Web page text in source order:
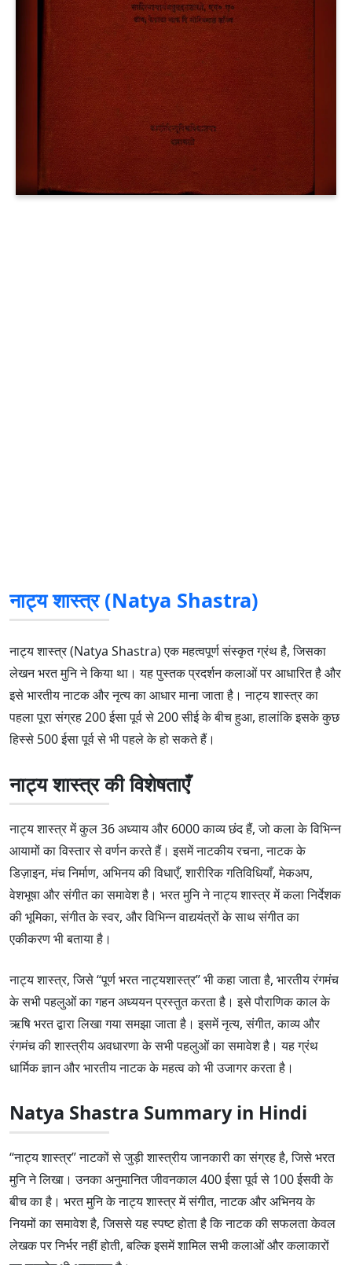
नाट्य शास्त्र (Natya Shastra)
नाट्य शास्त्र (Natya Shastra) एक महत्वपूर्ण संस्कृत ग्रंथ है, जिसका
लेखन भरत मुनि ने किया था। यह पुस्तक प्रदर्शन कलाओं पर आधारित है और
इसे भारतीय नाटक और नृत्य का आधार माना जाता है। नाट्य शास्त्र का
पहला पूरा संग्रह 200 ईसा पूर्व से 200 सीई के बीच हुआ, हालांकि इसके कुछ
हिस्से 500 ईसा पूर्व से भी पहले के हो सकते हैं।
नाट्य शास्त्र की विशेषताएँ
नाट्य शास्त्र में कुल 36 अध्याय और 6000 काव्य छंद हैं, जो कला के विभिन्न
आयामों का विस्तार से वर्णन करते हैं। इसमें नाटकीय रचना, नाटक के
डिज़ाइन, मंच निर्माण, अभिनय की विधाएँ, शारीरिक गतिविधियाँ, मेकअप,
वेशभूषा और संगीत का समावेश है। भरत मुनि ने नाट्य शास्त्र में कला निर्देशक
की भूमिका, संगीत के स्वर, और विभिन्न वाद्ययंत्रों के साथ संगीत का
एकीकरण भी बताया है।
नाट्य शास्त्र, जिसे “पूर्ण भरत नाट्यशास्त्र” भी कहा जाता है, भारतीय रंगमंच
के सभी पहलुओं का गहन अध्ययन प्रस्तुत करता है। इसे पौराणिक काल के
ऋषि भरत द्वारा लिखा गया समझा जाता है। इसमें नृत्य, संगीत, काव्य और
रंगमंच की शास्त्रीय अवधारणा के सभी पहलुओं का समावेश है। यह ग्रंथ
धार्मिक ज्ञान और भारतीय नाटक के महत्व को भी उजागर करता है।
Natya Shastra Summary in Hindi
“नाट्य शास्त्र” नाटकों से जुड़ी शास्त्रीय जानकारी का संग्रह है, जिसे भरत
मुनि ने लिखा। उनका अनुमानित जीवनकाल 400 ईसा पूर्व से 100 ईसवी के
बीच का है। भरत मुनि के नाट्य शास्त्र में संगीत, नाटक और अभिनय के
नियमों का समावेश है, जिससे यह स्पष्ट होता है कि नाटक की सफलता केवल
लेखक पर निर्भर नहीं होती, बल्कि इसमें शामिल सभी कलाओं और कलाकारों